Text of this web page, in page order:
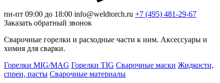
пн-пт 09:00 до 18:00 info@weldtorch.ru +7 (495) 481-29-67
Заказать обратный звонок
Сварочные горелки и расходные части к ним. Аксессуары и
химия для сварки.
Горелки MIG/MAG Горелки TIG Сварочные маски Жидкости,
спреи, пасты Сварочные материалы